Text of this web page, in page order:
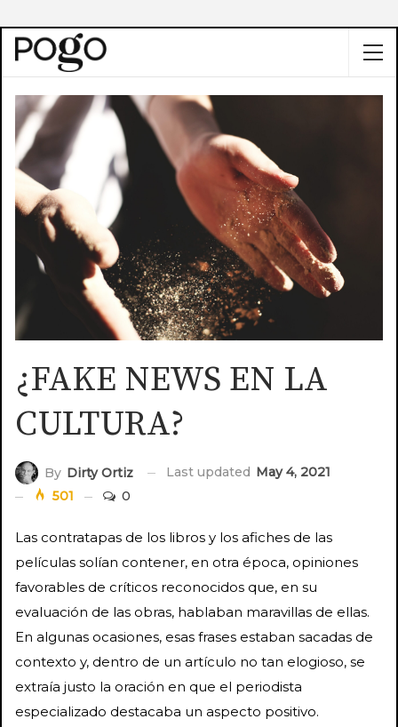
¿FAKE NEWS EN LA
CULTURA?
By Dirty Ortiz Last updated May 4, 2021
501
0
Las contratapas de los libros y los afiches de las
películas solían contener, en otra época, opiniones
favorables de críticos reconocidos que, en su
evaluación de las obras, hablaban maravillas de ellas.
En algunas ocasiones, esas frases estaban sacadas de
contexto y, dentro de un artículo no tan elogioso, se
extraía justo la oración en que el periodista
especializado destacaba un aspecto positivo.